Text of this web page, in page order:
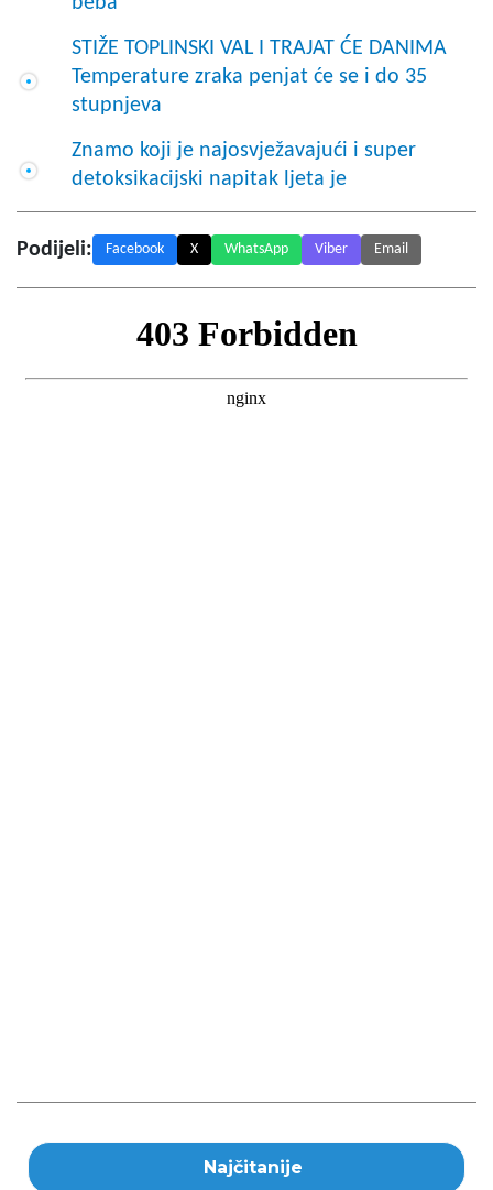
STIŽE TOPLINSKI VAL I TRAJAT ĆE DANIMA
Temperature zraka penjat će se i do 35
stupnjeva
Znamo koji je najosvježavajući i super
detoksikacijski napitak ljeta je
Podijeli: Facebook X WhatsApp Viber Email
Najčitanije